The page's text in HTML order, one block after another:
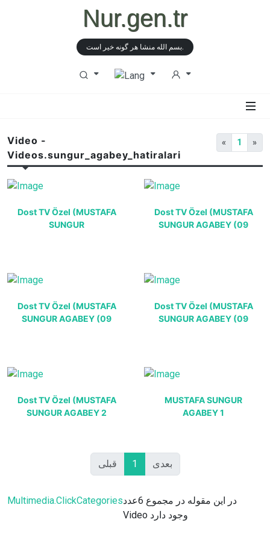
Nur.gen.tr
بسم الله منشا هر گونه خیر است.
Video -
Videos.sungur_agabey_hatiralari
« 1 »
Dost TV Özel (MUSTAFA
SUNGUR
Dost TV Özel (MUSTAFA
SUNGUR AGABEY (09
Dost TV Özel (MUSTAFA
SUNGUR AGABEY (09
Dost TV Özel (MUSTAFA
SUNGUR AGABEY (09
Dost TV Özel (MUSTAFA
SUNGUR AGABEY 2
MUSTAFA SUNGUR
AGABEY 1
قبلی 1 بعدی
Multimedia.ClickCategoriesدر این مقوله در مجموع 6عدد
Video وجود دارد